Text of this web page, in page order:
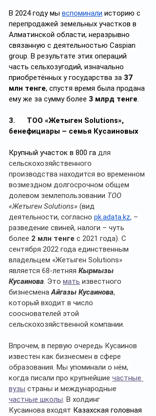
В 2024 году мы вспоминали историю с
перепродажей земельных участков в
Алматинской области, неразрывно
связанную с деятельностью Caspian
group. В результате этих операций
часть сельхозугодий, изначально
приобретённых у государства за 37
млн тенге, спустя время была продана
ему же за сумму более 3 млрд тенге.
3.      ТОО «Жетыген Solutions»,
бенефициары – семья Кусаиновых
Крупный участок в 800 га для
сельскохозяйственного
производства находится во временном
возмездном долгосрочном общем
долевом землепользовании ТОО
«Жетыген Solutions» (вид
деятельности, согласно pk.adata.kz, –
разведение свиней, налоги – чуть
более 2 млн тенге с 2021 года). С
сентября 2022 года единственным
владельцем «Жетыген Solutions»
является 68-летняя Кырмызы
Кусаинова. Это мать известного
бизнесмена Айгазы Кусаинова,
который входит в число
сооснователей этой
сельскохозяйственной компании.
Впрочем, в первую очередь Кусаинов
известен как бизнесмен в сфере
образования. Мы упоминали о нём,
когда писали про крупнейшие частные
вузы страны и международные
частные школы. В холдинг
Кусаинова входят Казахская головная